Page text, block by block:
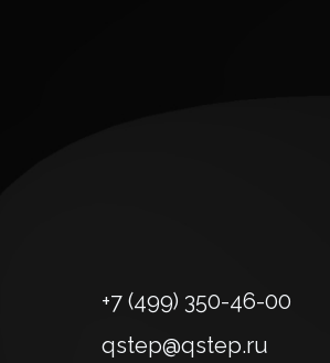
+7 (499) 350-46-00
qstep@qstep.ru